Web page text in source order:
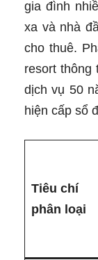
gia đình
xa và nhà
cho thuê.
resort
dịch vụ 50
hiện cấp sổ
Tiêu chí
phân loại